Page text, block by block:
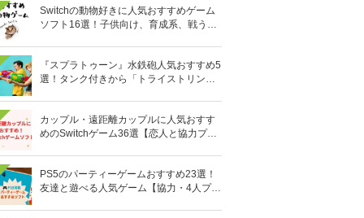
Switchの動物好きに人気おすすめゲーム
ソフト16選！子供向け、育成系、戦う格
『スプラトゥーン』水鉄砲人気おすすめ5
選！タンク付きから「トライストリンガ
カップル・遠距離カップルに人気おすす
めのSwitchゲーム36選【恋人と協力プレ
PS5のパーティーゲームおすすめ23選！
友達と遊べる人気ゲーム【協力・4人プレ